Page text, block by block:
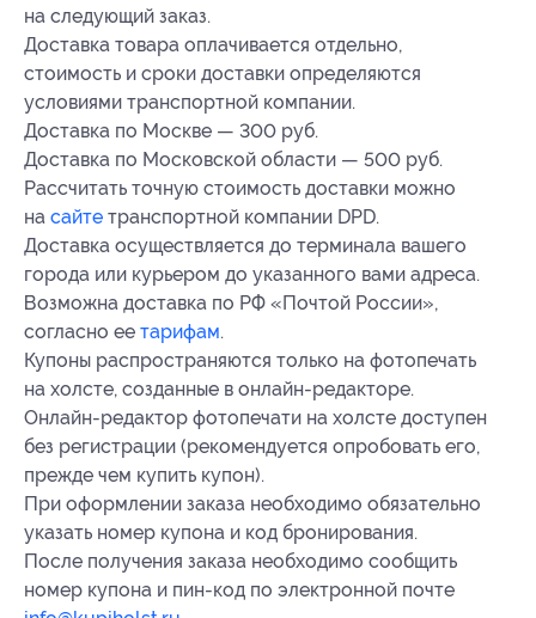
на следующий заказ.
Доставка товара оплачивается отдельно,
стоимость и сроки доставки определяются
условиями транспортной компании.
Доставка по Москве — 300 руб.
Доставка по Московской области — 500 руб.
Рассчитать точную стоимость доставки можно
на сайте транспортной компании DPD.
Доставка осуществляется до терминала вашего
города или курьером до указанного вами адреса.
Возможна доставка по РФ «Почтой России»,
согласно ее тарифам.
Купоны распространяются только на фотопечать
на холсте, созданные в онлайн-редакторе.
Онлайн-редактор фотопечати на холсте доступен
без регистрации (рекомендуется опробовать его,
прежде чем купить купон).
При оформлении заказа необходимо обязательно
указать номер купона и код бронирования.
После получения заказа необходимо сообщить
номер купона и пин-код по электронной почте